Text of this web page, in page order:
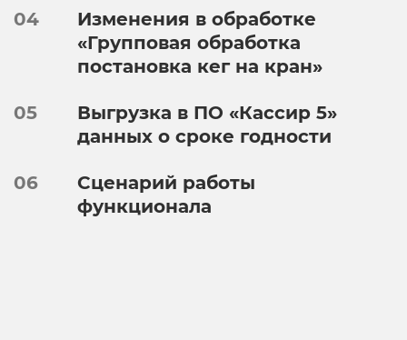
04
Изменения в обработке
«Групповая обработка
постановка кег на кран»
05
Выгрузка в ПО «Кассир 5»
данных о сроке годности
06
Сценарий работы
функционала